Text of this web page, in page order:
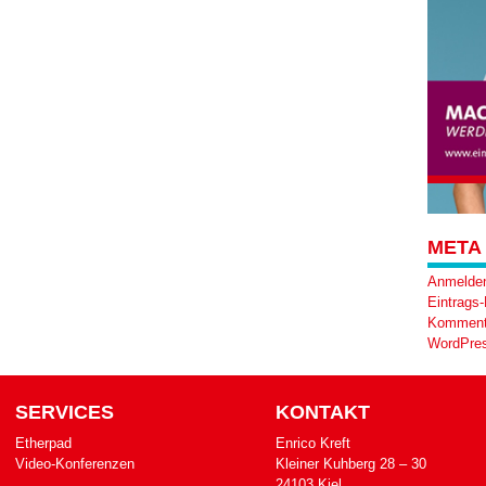
META
SERVICES
Etherpad
Video-Konferenzen
KONTAKT
Enrico Kreft
Klei­ner Kuh­berg 28 – 30